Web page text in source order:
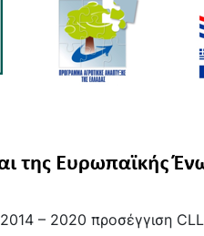
– 2020 προσέγγιση